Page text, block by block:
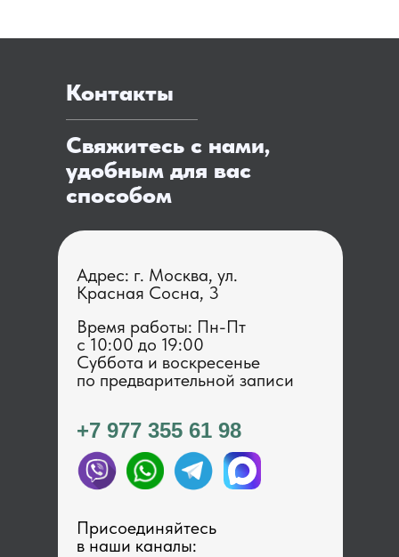
Контакты
Свяжитесь с нами,
удобным для вас
способом
Адрес: г. Москва, ул.
Красная Сосна, 3
+7 977 355 61 98
Время работы: Пн-Пт
с 1 0:00 до 19:00
Суббота и воскресенье
по предварительной записи
Присоединяйтесь
в наши каналы: